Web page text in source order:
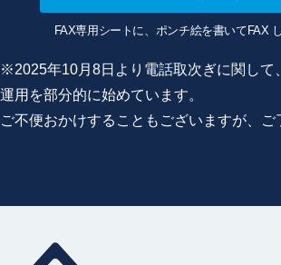
FAX専用シートに、ポンチ絵を書いてFAX
※2025年10月8日より電話取次ぎに関して
運用を部分的に始めています。
ご不便おかけすることもございますが、ご